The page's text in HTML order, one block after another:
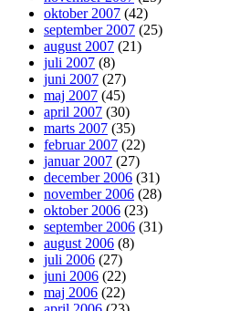
oktober 2007 (42)
september 2007 (25)
august 2007 (21)
juli 2007 (8)
juni 2007 (27)
maj 2007 (45)
april 2007 (30)
marts 2007 (35)
februar 2007 (22)
januar 2007 (27)
december 2006 (31)
november 2006 (28)
oktober 2006 (23)
september 2006 (31)
august 2006 (8)
juli 2006 (27)
juni 2006 (22)
maj 2006 (22)